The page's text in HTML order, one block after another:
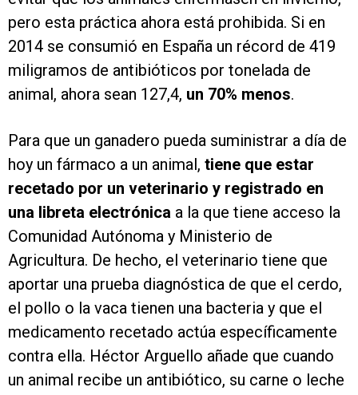
pero esta práctica ahora está prohibida. Si en
2014 se consumió en España un récord de 419
miligramos de antibióticos por tonelada de
animal, ahora sean 127,4, un 70% menos.
Para que un ganadero pueda suministrar a día de
hoy un fármaco a un animal, tiene que estar
recetado por un veterinario y registrado en
una libreta electrónica a la que tiene acceso la
Comunidad Autónoma y Ministerio de
Agricultura. De hecho, el veterinario tiene que
aportar una prueba diagnóstica de que el cerdo,
el pollo o la vaca tienen una bacteria y que el
medicamento recetado actúa específicamente
contra ella. Héctor Arguello añade que cuando
un animal recibe un antibiótico, su carne o leche